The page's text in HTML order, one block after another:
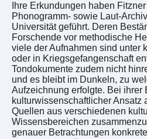
Ihre Erkundungen haben
Phonogramm- sowie Laut-
Universität geführt. Deren
Forschende vor methodische
viele der Aufnahmen sind unter
oder in Kriegsgefangenschaft
Tondokumente zudem nicht
und es bleibt im Dunkeln, zu
Aufzeichnung erfolgte. Bei ihrer
kulturwissenschaftlicher Ansatz
Quellen aus verschiedenen
Wissensbereichen
genauer Betrachtungen